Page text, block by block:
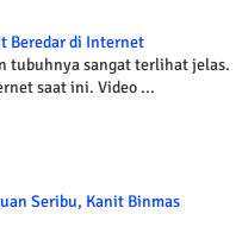
Beredar di Internet
tubuhnya sangat terlihat jelas.
saat ini. Video ...
Seribu, Kanit Binmas